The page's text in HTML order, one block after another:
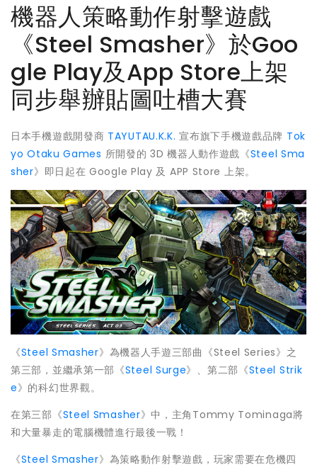
機器人策略動作射擊遊戲
《Steel Smasher》於Goo
gle Play及App Store上架
同步舉辦貼圖吐槽大賽
日本手機遊戲開發商 TAYUTAU.K.K. 宣布旗下手機遊戲品牌 Tok
yo Otaku Games 所開發的 3D 機器人動作遊戲《Steel Sma
sher》即日起在 Google Play 及 APP Store 上架。
《Steel Smasher》為機器人手遊三部曲《Steel Series》之
第三部，並繼承第一部《Steel Surge》、第二部《Steel Strik
e》的科幻世界觀。
在第三部《Steel Smasher》中，主角Tommy Tominaga將
和大量暴走的電腦機體進行最後一戰！
《Steel Smasher》為策略動作射擊遊戲，玩家需要在危機四